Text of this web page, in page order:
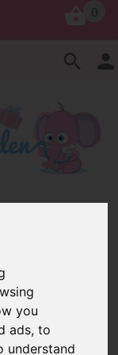
you
ads, to
understand
na mléčné